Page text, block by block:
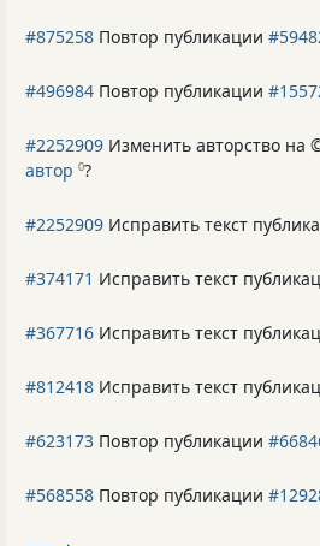
#875258 Повтор публикации
#496984 Повтор публикации
#2252909 Изменить авторство на
автор 0?
#2252909 Исправить текст
#374171 Исправить текст
#367716 Исправить текст
#812418 Исправить текст
#623173 Повтор публикации
#568558 Повтор публикации